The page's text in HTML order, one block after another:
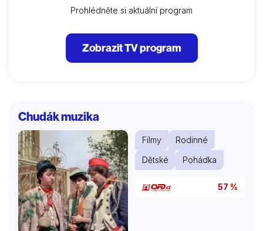
Prohlédněte si aktuální program
Zobrazit TV program
Chudák muzika
Filmy
Rodinné
Dětské
Pohádka
57 %